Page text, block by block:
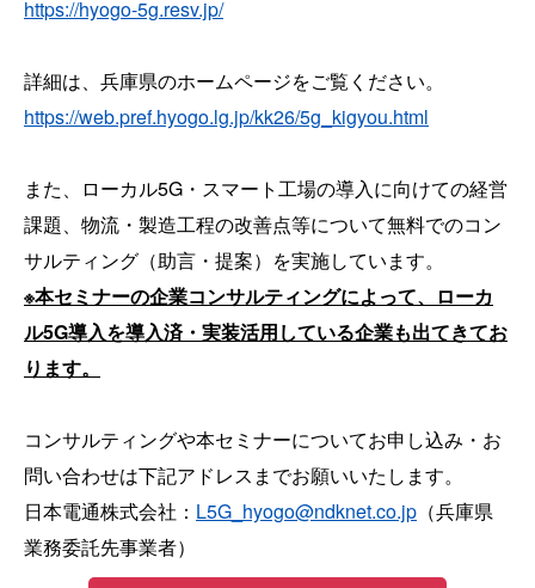
https://hyogo-5g.resv.jp/
詳細は、兵庫県のホームページをご覧ください。
https://web.pref.hyogo.lg.jp/kk26/5g_kigyou.html
また、ローカル5G・スマート工場の導入に向けての経営
課題、物流・製造工程の改善点等について無料でのコン
サルティング（助言・提案）を実施しています。
※本セミナーの企業コンサルティングによって、ローカ
ル5G導入を導入済・実装活用している企業も出てきてお
ります。
コンサルティングや本セミナーについてお申し込み・お
問い合わせは下記アドレスまでお願いいたします。
日本電通株式会社： L5G_hyogo@ndknet.co.jp （兵庫県
業務委託先事業者）